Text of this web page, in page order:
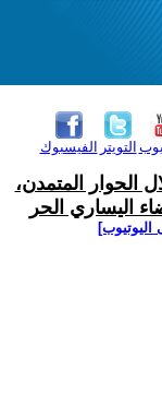
الفيسبوك التويتر
الحوار المتمدن،
اليساري الحر